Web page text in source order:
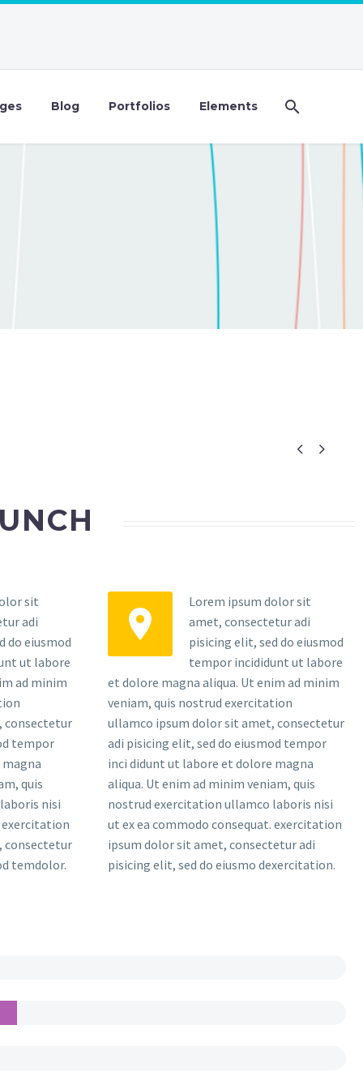
Blog Portfolios Elements
 
sit
adi
do eiusmod
ut labore
ad minim
consectetur
tempor
quis
nisi
exercitation
consectetur
temdolor.


Lorem ipsum dolor sit
amet, consectetur adi
pisicing elit, sed do eiusmod
tempor incididunt ut labore
et dolore magna aliqua. Ut enim ad minim
veniam, quis nostrud exercitation
ullamco ipsum dolor sit amet, consectetur
adi pisicing elit, sed do eiusmod tempor
inci didunt ut labore et dolore magna
aliqua. Ut enim ad minim veniam, quis
nostrud exercitation ullamco laboris nisi
ut ex ea commodo consequat. exercitation
ipsum dolor sit amet, consectetur adi
pisicing elit, sed do eiusmo dexercitation.